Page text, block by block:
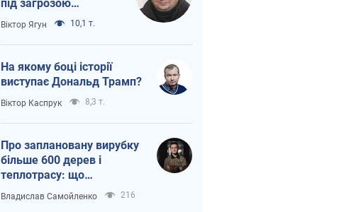
під загрозою
критична логістика
Віктор Ягун 10,1 т.
На якому боці історії
виступає Дональд Трамп?
Віктор Каспрук 8,3 т.
Про заплановану вирубку
більше 600 дерев і
теплотрасу: що
відбувається на Теремках
у Києві
Владислав Самойленко 216